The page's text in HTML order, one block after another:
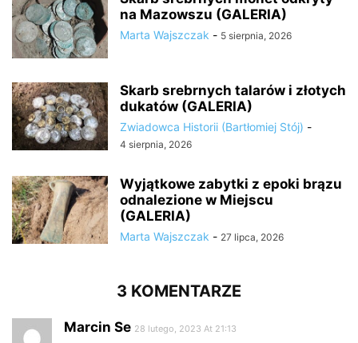
na Mazowszu (GALERIA)
Marta Wajszczak - 5 sierpnia, 2026
Skarb srebrnych talarów i złotych
dukatów (GALERIA)
Zwiadowca Historii (Bartłomiej Stój) -
4 sierpnia, 2026
Wyjątkowe zabytki z epoki brązu
odnalezione w Miejscu
(GALERIA)
Marta Wajszczak - 27 lipca, 2026
3 KOMENTARZE
Marcin Se 28 lutego, 2023 At 21:13